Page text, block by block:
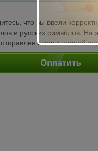
что вы ввели
и русских символов. На
ключ к полной